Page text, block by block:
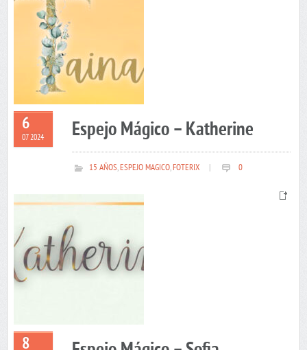
6
07 2024 Espejo Mágico – Katherine
15 AÑOS,ESPEJO MAGICO,FOTERIX 0
8